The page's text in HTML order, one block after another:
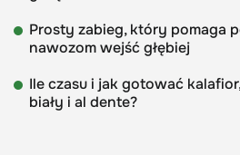
Prosty zabieg, który pomaga
nawozom wejść głębiej
Ile czasu i jak gotować
biały i al dente?